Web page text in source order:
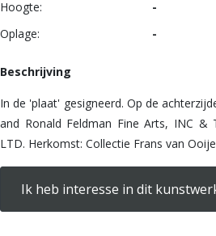
Hoogte:
-
Oplage:
-
Beschrijving
In de 'plaat' gesigneerd. Op de
and Ronald Feldman Fine Arts, INC &
LTD. Herkomst: Collectie Frans van
Ik heb interesse in dit